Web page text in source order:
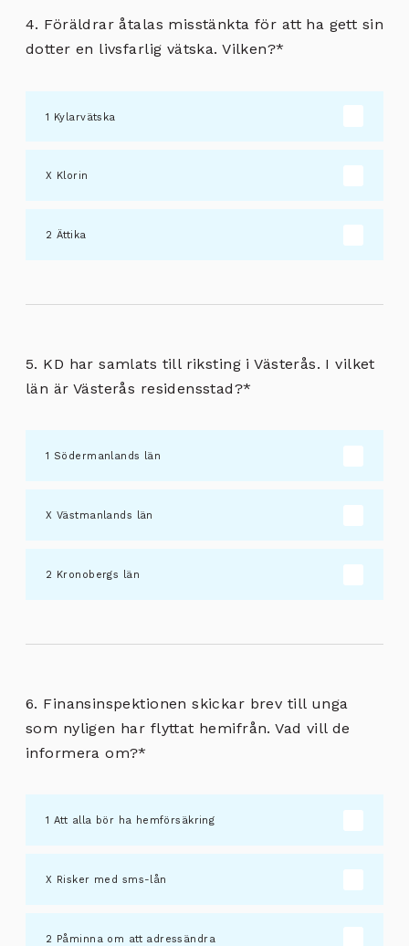
4. Föräldrar åtalas misstänkta för att ha gett sin
dotter en livsfarlig vätska. Vilken?*
Kylarvätska
Klorin
Ättika
5. KD har samlats till riksting i Västerås. I vilket
län är Västerås residensstad?*
Södermanlands län
Västmanlands län
Kronobergs län
6. Finansinspektionen skickar brev till unga
som nyligen har flyttat hemifrån. Vad vill de
informera om?*
Att alla bör ha hemförsäkring
Risker med sms-lån
Påminna om att adressändra